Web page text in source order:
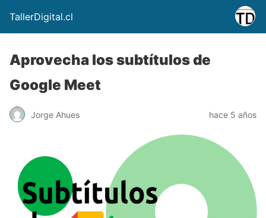
TallerDigital.cl
Aprovecha los subtítulos de
Google Meet
Jorge Ahues hace 5 años